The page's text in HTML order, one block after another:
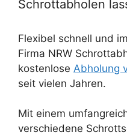
Schrottabholen
Flexibel schnell und
Firma NRW
kostenlose Abholung
seit vielen Jahren.
Mit einem
verschiedene